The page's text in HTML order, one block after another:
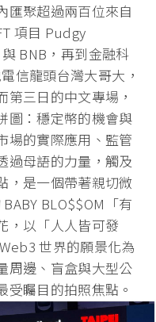
匯聚超過兩百位來自
項目 Pudgy
BNB，再到金融科
信龍頭台灣大哥大，
三日的中文專場，
圖：穩定幣的機會與
場的實際應用、監管
過母語的力量，觸及
，是一個帶著親切微
BLO$$OM「有
，以「人人皆可發
世界的願景化為
周邊、盲盒與大型公
受矚目的拍照焦點。